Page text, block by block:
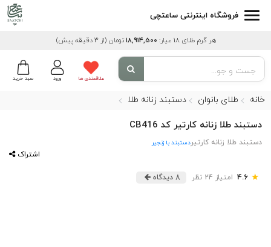
فروشگاه اینترنتی ساعتچی
هر گرم طلای 18 عیار: 18,914,500 تومان (از 3 دقیقه پیش)
سبد خرید ورود علاقمندی ها
خانه طلای بانوان دستبند زنانه طلا
دستبند طلا زنانه کارتیر کد CB416
دستبند طلا زنانه کارتیردستبند با زنجیر
اشتراک
★
4.6 امتیاز 24 نظر 8 دیدگاه